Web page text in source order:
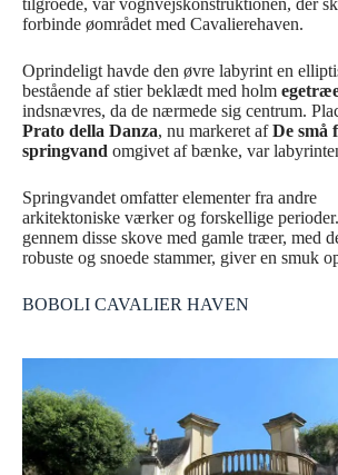
forbinde øområdet med Cavalierehaven.
Oprindeligt havde den øvre labyrint en
bestående af stier beklædt med holm
indsnævres, da de nærmede sig centrum.
Prato della Danza, nu markeret afDe små
springvand omgivet af bænke, var
Springvandet omfatter elementer fra andre
arkitektoniske værker og forskellige
gennem disse skove med gamle træer, med
robuste og snoede stammer, giver en smuk
BOBOLI CAVALIER HAVEN